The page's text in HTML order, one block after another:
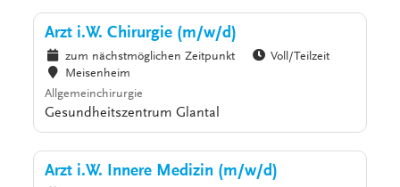
Arzt i.W. Chirurgie (m/w/d)
zum nächstmöglichen Zeitpunkt
Voll/Teilzeit
Meisenheim
Allgemeinchirurgie
Gesundheitszentrum Glantal
Arzt i.W. Innere Medizin (m/w/d)